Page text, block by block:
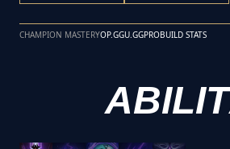
CHAMPION MASTERYOP.GGU.GGPROBUILD STATS